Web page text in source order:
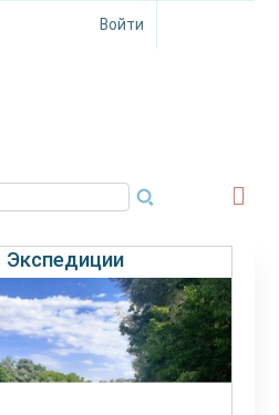
Войти
Экспедиции